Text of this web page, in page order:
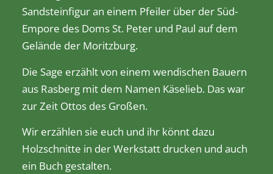
Sandsteinfigur an einem Pfeiler über der Süd-
Empore des Doms St. Peter und Paul auf dem
Gelände der Moritzburg.
Die Sage erzählt von einem wendischen Bauern
aus Rasberg mit dem Namen Käselieb. Das war
zur Zeit Ottos des Großen.
Wir erzählen sie euch und ihr könnt dazu
Holzschnitte in der Werkstatt drucken und auch
ein Buch gestalten.